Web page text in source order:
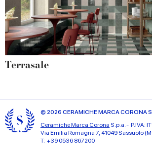
Terrasale
© 2026 CERAMICHE MARCA CORONA
Ceramiche Marca Corona S.p.a. - P.IVA:
Via Emilia Romagna 7, 41049 Sassuolo
T: +39 0536 867200